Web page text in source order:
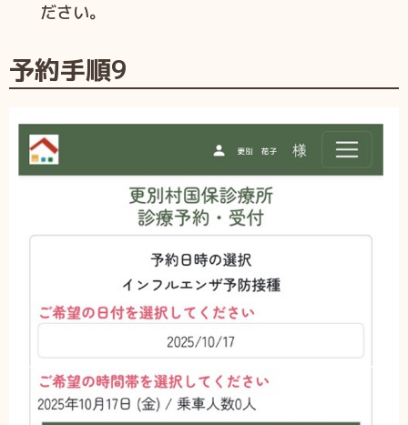
ださい。
予約手順9